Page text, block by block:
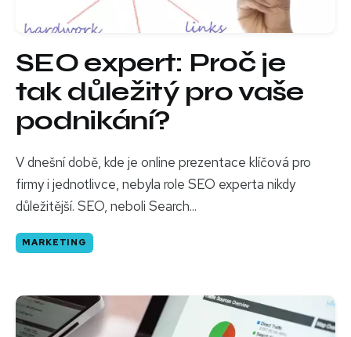
SEO expert: Proč je
tak důležitý pro vaše
podnikání?
V dnešní době, kde je online prezentace klíčová pro
firmy i jednotlivce, nebyla role SEO experta nikdy
důležitější. SEO, neboli Search...
MARKETING